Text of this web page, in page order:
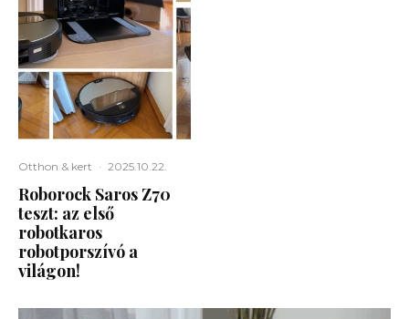
Otthon & kert · 2025.10.22.
Roborock Saros Z70
teszt: az első
robotkaros
robotporszívó a
világon!